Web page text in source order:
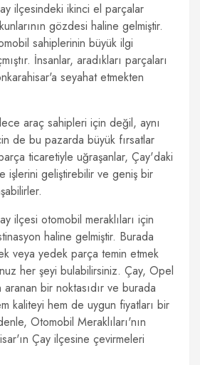
ilçesindeki ikinci el parçalar
gözdesi haline gelmiştir.
sahiplerinin büyük ilgi
İnsanlar, aradıkları parçaları
seyahat etmekten
araç sahipleri için değil, aynı
de bu pazarda büyük fırsatlar
ticaretiyle uğraşanlar, Çay'daki
işlerini geliştirebilir ve geniş bir
ilçesi otomobil meraklıları için
haline gelmiştir. Burada
veya yedek parça temin etmek
her şeyi bulabilirsiniz. Çay, Opel
aranan bir noktasıdır ve burada
kaliteyi hem de uygun fiyatları bir
Otomobil Meraklıları'nın
Çay ilçesine çevirmeleri